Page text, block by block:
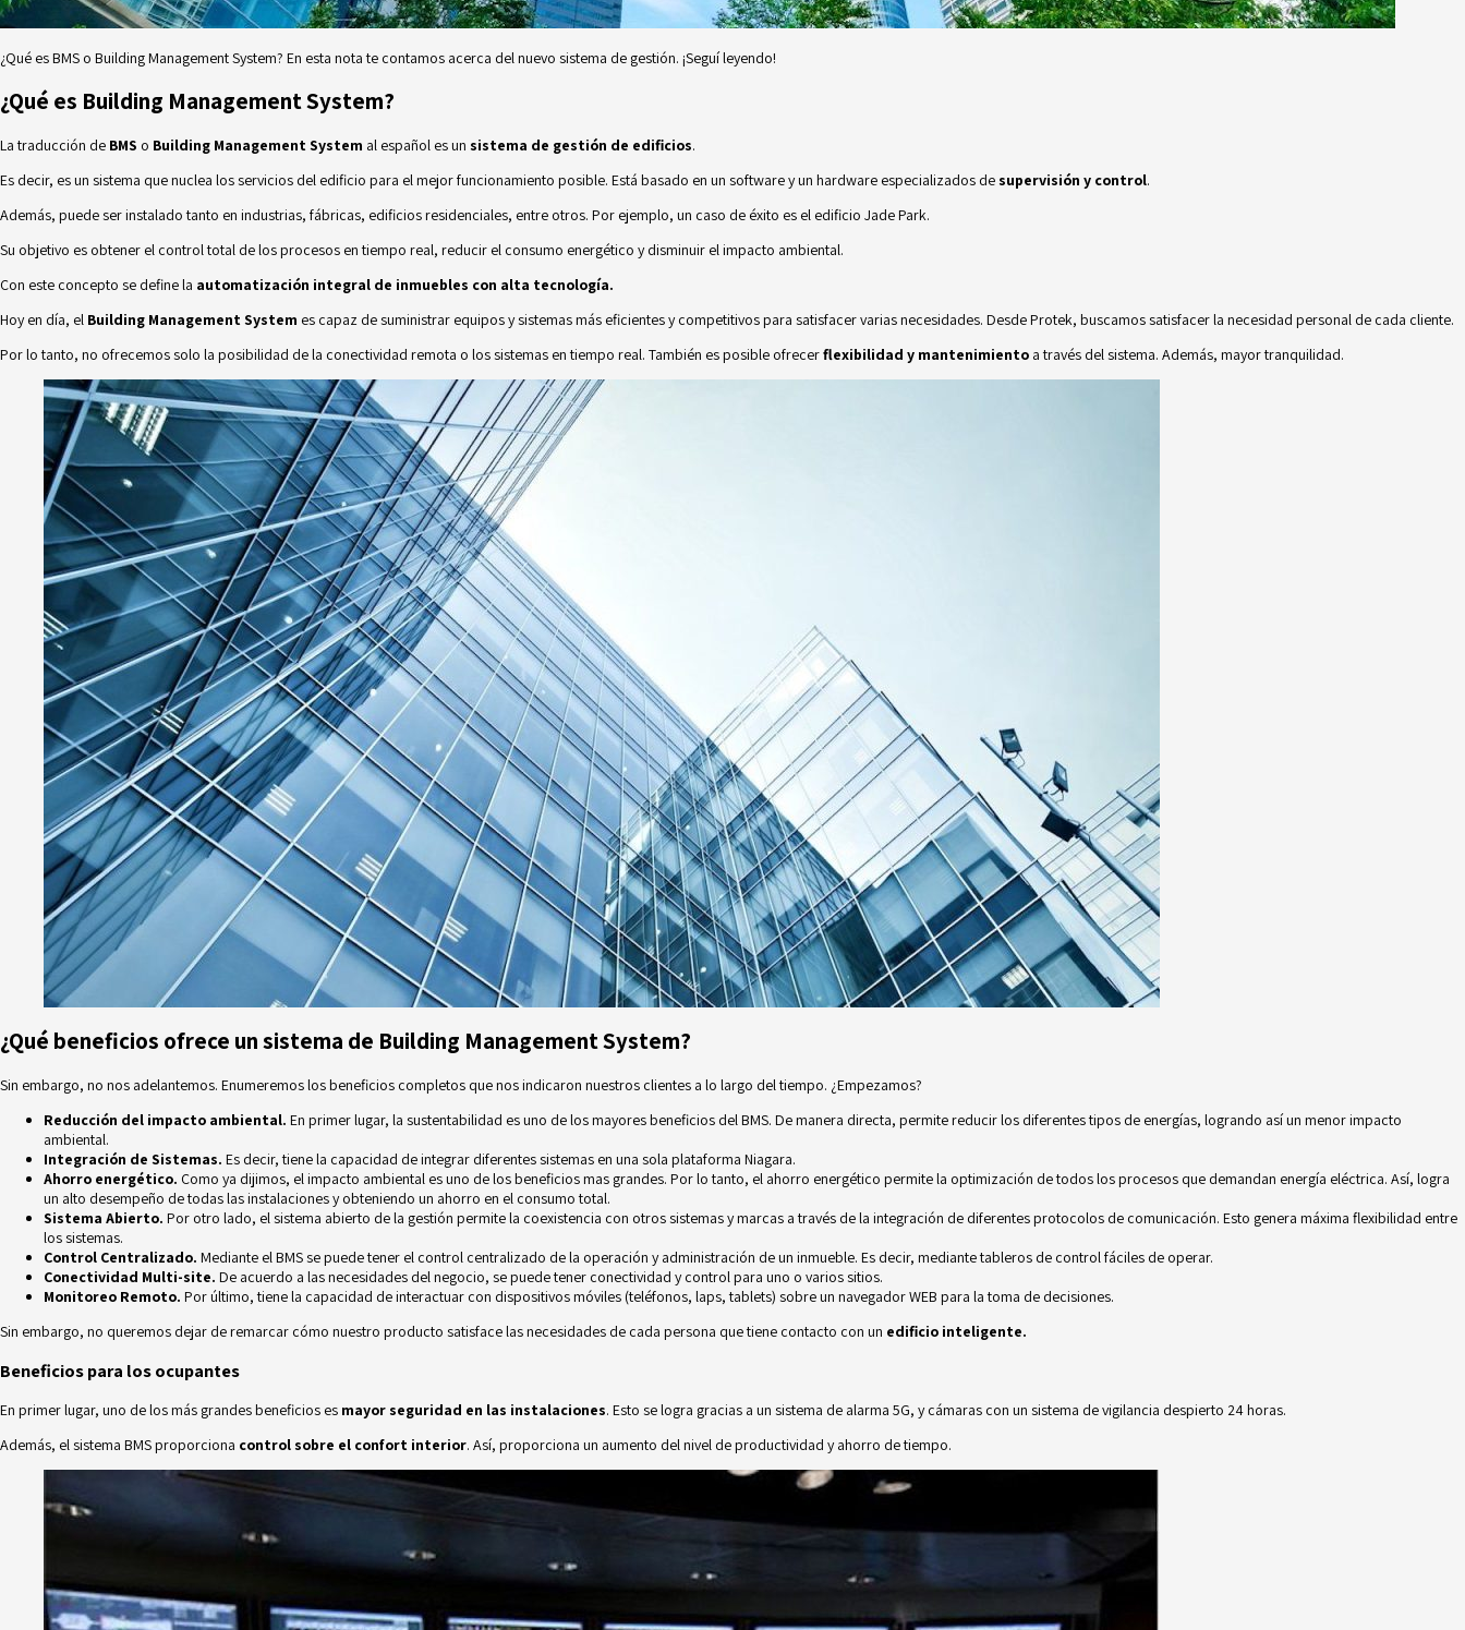
¿Qué es BMS o Building Management System? En esta nota te contamos acerca del nuevo sistema de gestión. ¡Seguí leyendo!
¿Qué es Building Management System?
La traducción de BMS o Building Management System al español es un sistema de gestión de edificios.
Es decir, es un sistema que nuclea los servicios del edificio para el mejor funcionamiento posible. Está basado en un software y un hardware especializados de supervisión y control.
Además, puede ser instalado tanto en industrias, fábricas, edificios residenciales, entre otros. Por ejemplo, un caso de éxito es el edificio Jade Park.
Su objetivo es obtener el control total de los procesos en tiempo real, reducir el consumo energético y disminuir el impacto ambiental.
Con este concepto se define la automatización integral de inmuebles con alta tecnología.
Hoy en día, el Building Management System es capaz de suministrar equipos y sistemas más eficientes y competitivos para satisfacer varias necesidades. DesdeProtek, buscamos satisfacer la necesidad personal de cada cliente.
Por lo tanto, no ofrecemos solo la posibilidad de la conectividad remota o los sistemas en tiempo real. También es posible ofrecerflexibilidad y mantenimiento a través del sistema. Además, mayor tranquilidad.
¿Qué beneficios ofrece un sistema de Building Management System?
Sin embargo, no nos adelantemos. Enumeremos los beneficios completos que nos indicaron nuestros clientes a lo largo del tiempo. ¿Empezamos?
Reducción del impacto ambiental. En primer lugar, la sustentabilidad es uno de los mayores beneficios del BMS. De manera directa, permite reducir los diferentes tipos de energías, logrando así un menor impacto
ambiental.
Integración de Sistemas. Es decir, tiene la capacidad de integrar diferentes sistemas en una sola plataforma Niagara.
Ahorro energético. Como ya dijimos, el impacto ambiental es uno de los beneficios mas grandes. Por lo tanto, el ahorro energético permite la optimización de todos los procesos que demandan energía eléctrica. Así, logra
un alto desempeño de todas las instalaciones y obteniendo un ahorro en el consumo total.
Sistema Abierto. Por otro lado, el sistema abierto de la gestión permite la coexistencia con otros sistemas y marcas a través de la integración de diferentes protocolos de comunicación. Esto genera máxima flexibilidad entre
los sistemas.
Control Centralizado. Mediante el BMS se puede tener el control centralizado de la operación y administración de un inmueble. Es decir, mediante tableros de control fáciles de operar.
Conectividad Multi-site. De acuerdo a las necesidades del negocio, se puede tener conectividad y control para uno o varios sitios.
Monitoreo Remoto. Por último, tiene la capacidad de interactuar con dispositivos móviles (teléfonos, laps, tablets) sobre un navegador WEB para la toma de decisiones.
Sin embargo, no queremos dejar de remarcar cómo nuestro producto satisface las necesidades de cada persona que tiene contacto con un edificio inteligente.
Beneficios para los ocupantes
En primer lugar, uno de los más grandes beneficios es mayor seguridad en las instalaciones. Esto se logra gracias a un sistema de alarma 5G, y cámaras con un sistema de vigilancia despierto 24 horas.
Además, el sistema BMS proporciona control sobre el confort interior. Así, proporciona un aumento del nivel de productividad y ahorro de tiempo.